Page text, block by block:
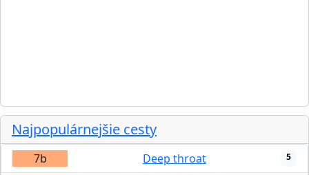
Najpopulárnejšie cesty
7b Deep throat 5